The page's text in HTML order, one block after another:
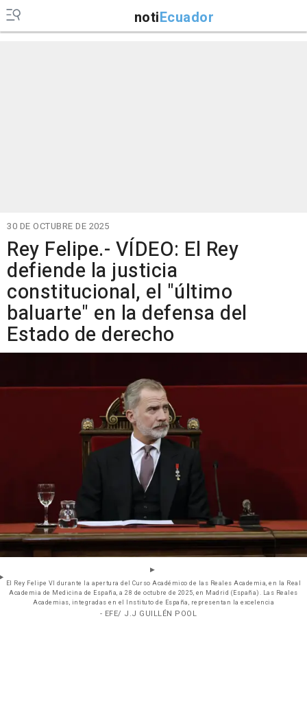
notiEcuador
30 DE OCTUBRE DE 2025
Rey Felipe.- VÍDEO: El Rey
defiende la justicia
constitucional, el "último
baluarte" en la defensa del
Estado de derecho
El Rey Felipe VI durante la apertura del Curso Académico de las Reales Academia, en la Real
Academia de Medicina de España, a 28 de octubre de 2025, en Madrid (España). Las Reales
Academias, integradas en el Instituto de España, representan la excelencia
- EFE/ J.J GUILLÉN POOL